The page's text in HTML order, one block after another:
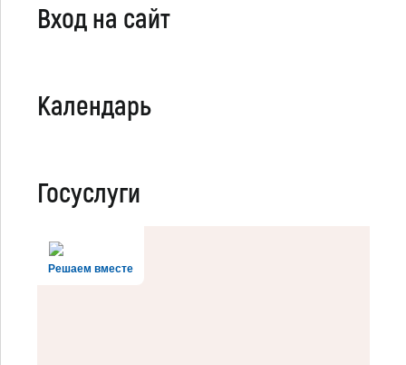
Вход на сайт
Календарь
Госуслуги
Решаем вместе